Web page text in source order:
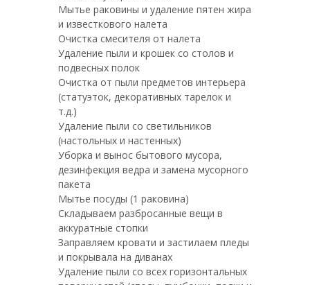
Мытье раковины и удаление пятен жира
и известкового налета
Очистка смесителя от налета
Удаление пыли и крошек со столов и
подвесных полок
Очистка от пыли предметов интерьера
(статуэток, декоративных тарелок и
т.д.)
Удаление пыли со светильников
(настольных и настенных)
Уборка и вынос бытового мусора,
дезинфекция ведра и замена мусорного
пакета
Мытье посуды (1 раковина)
Складываем разбросанные вещи в
аккуратные стопки
Заправляем кровати и застилаем пледы
и покрывала на диванах
Удаление пыли со всех горизонтальных